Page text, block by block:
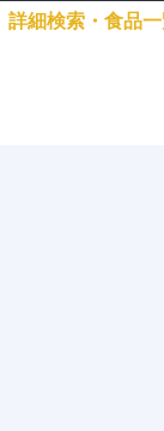
詳細検索・食品